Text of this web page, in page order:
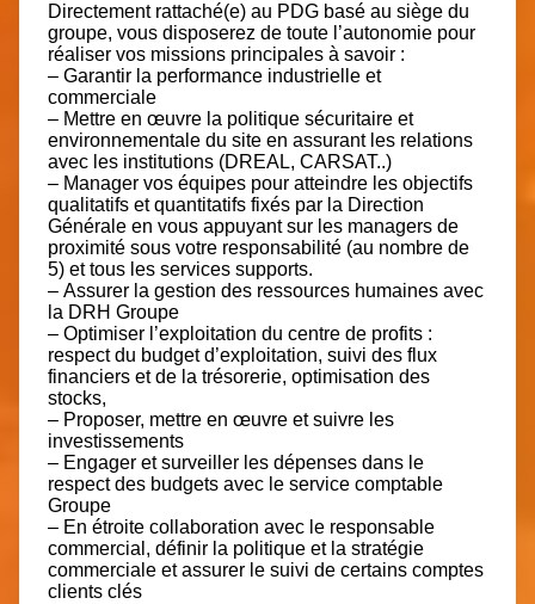
Directement rattaché(e) au PDG basé au siège du
groupe, vous disposerez de toute l’autonomie pour
réaliser vos missions principales à savoir :
– Garantir la performance industrielle et
commerciale
– Mettre en œuvre la politique sécuritaire et
environnementale du site en assurant les relations
avec les institutions (DREAL, CARSAT..)
– Manager vos équipes pour atteindre les objectifs
qualitatifs et quantitatifs fixés par la Direction
Générale en vous appuyant sur les managers de
proximité sous votre responsabilité (au nombre de
5) et tous les services supports.
– Assurer la gestion des ressources humaines avec
la DRH Groupe
– Optimiser l’exploitation du centre de profits :
respect du budget d’exploitation, suivi des flux
financiers et de la trésorerie, optimisation des
stocks,
– Proposer, mettre en œuvre et suivre les
investissements
– Engager et surveiller les dépenses dans le
respect des budgets avec le service comptable
Groupe
– En étroite collaboration avec le responsable
commercial, définir la politique et la stratégie
commerciale et assurer le suivi de certains comptes
clients clés